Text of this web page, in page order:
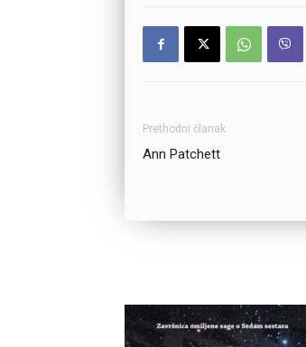
Prethodni članak
Ann Patchett